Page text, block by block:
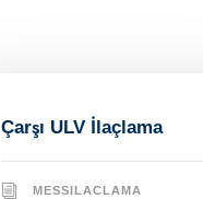
Çarşı ULV İlaçlama
MESSILACLAMA